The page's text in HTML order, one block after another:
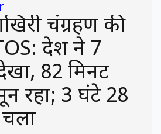
चंद्रग्रहण की
देश ने 7
82 मिनट
रहा; 3 घंटे 28